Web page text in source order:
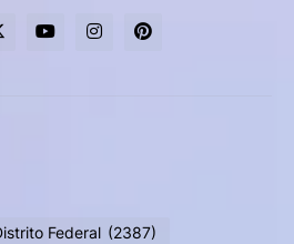
Federal (2387)